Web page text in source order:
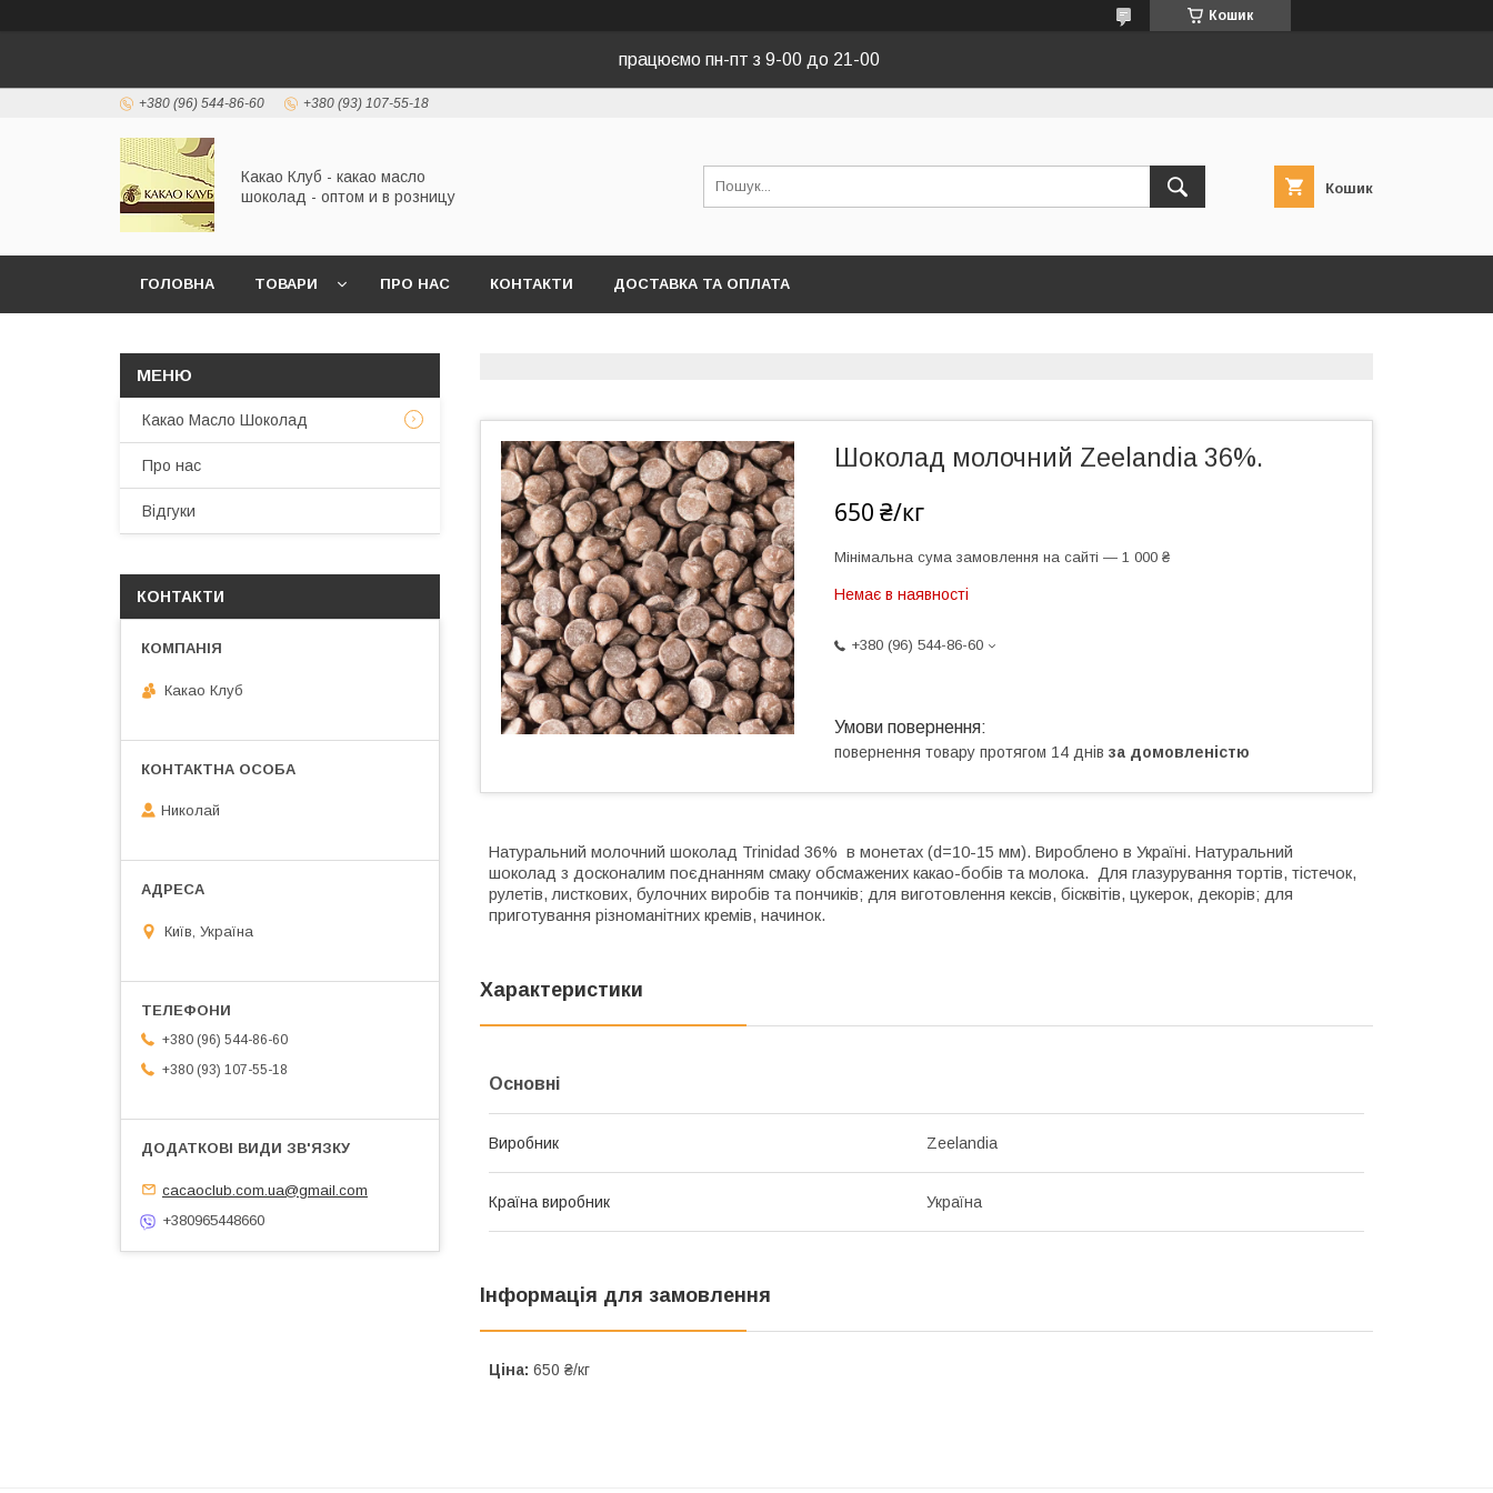
Кошик
працюємо пн-пт з 9-00 до 21-00
+380 (96) 544-86-60 +380 (93) 107-55-18
Какао Клуб - какао масло
шоколад - оптом и в розницу
Кошик
ГОЛОВНА ТОВАРИ ПРО НАС КОНТАКТИ ДОСТАВКА ТА ОПЛАТА
Шоколад молочний Zeelandia 36%.
650 ₴/кг
Мінімальна сума замовлення на сайті — 1 000 ₴
Немає в наявності
+380 (96) 544-86-60
повернення товару протягом 14 днів за домовленістю
Натуральний молочний шоколад Trinidad 36% в монетах (d=10-15 мм). Вироблено в Україні. Натуральний
шоколад з досконалим поєднанням смаку обсмажених какао-бобів та молока. Для глазурування тортів, тістечок,
рулетів, листкових, булочних виробів та пончиків; для виготовлення кексів, бісквітів, цукерок, декорів; для
приготування різноманітних кремів, начинок.
Характеристики
Основні
Виробник Zeelandia
Країна виробник Україна
Інформація для замовлення
Ціна: 650 ₴/кг
Какао Масло Шоколад
Про нас
Відгуки
КОНТАКТИ
Какао Клуб
Николай
Київ, Україна
+380 (96) 544-86-60
+380 (93) 107-55-18
cacaoclub.com.ua@gmail.com
+380965448660